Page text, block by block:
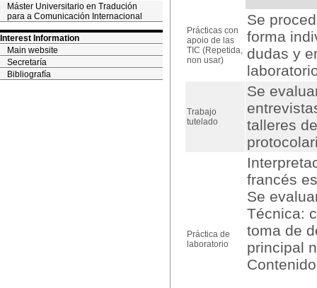
Máster Universitario en Tradución
para a Comunicación Internacional
Interest Information
Main website
Secretaría
Bibliografía
Prácticas con
apoio de las
TIC (Repetida,
non usar)
Se
forma
dudas y
Trabajo
tutelado
Se
talleres
Práctica de
laboratorio
francés
Se
Técnica:
toma de
principal